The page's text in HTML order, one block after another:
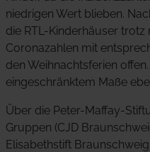
niedrigen Wert blieben.
die RTL-Kinderhäuser trotz
Coronazahlen mit
den Weihnachtsferien
eingeschränktem Maße
Über die Peter-Maffay-
Gruppen (CJD
Elisabethstift